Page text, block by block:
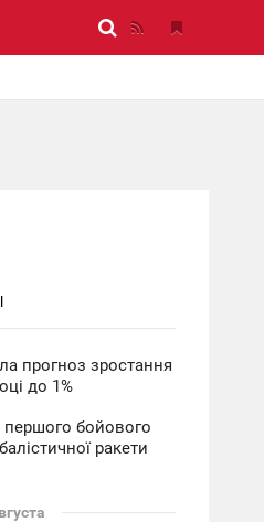
прогноз зростання
до 1%
першого бойового
ракети